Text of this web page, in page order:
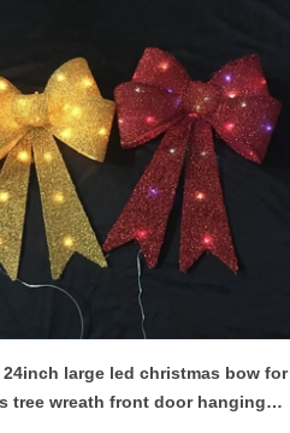
24inch large led christmas bow for
tree wreath front door hanging